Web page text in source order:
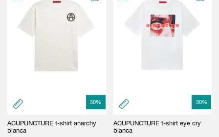
30%
ACUPUNCTURE t-shirt anarchy
bianca
30%
ACUPUNCTURE t-shirt eye cry
bianca